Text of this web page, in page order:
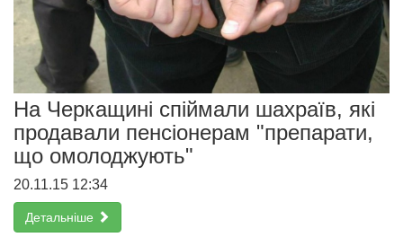
На Черкащині спіймали шахраїв, які
продавали пенсіонерам "препарати,
що омолоджують"
20.11.15 12:34
Детальніше